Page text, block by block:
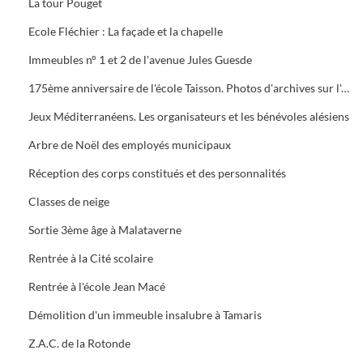
La tour Pouget
Ecole Fléchier : La façade et la chapelle
Immeubles n° 1 et 2 de l'avenue Jules Guesde
175ème anniversaire de l'école Taisson. Photos d'archives sur l'école, le quartier et l'abbé Taisson
Jeux Méditerranéens. Les organisateurs et les bénévoles alésiens
Arbre de Noël des employés municipaux
Réception des corps constitués et des personnalités
Classes de neige
Sortie 3ème âge à Malataverne
Rentrée à la Cité scolaire
Rentrée à l'école Jean Macé
Démolition d'un immeuble insalubre à Tamaris
Z.A.C. de la Rotonde